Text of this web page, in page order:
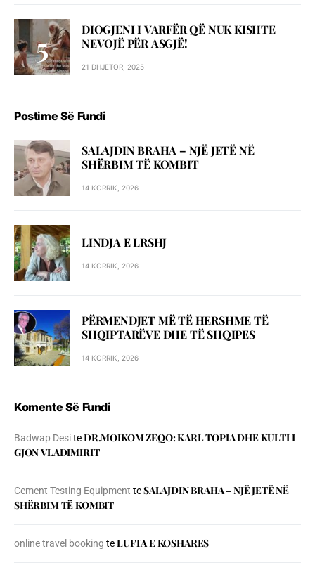
DIOGJENI I VARFËR QË NUK KISHTE
NEVOJË PËR ASGJË!
21 DHJETOR, 2025
Postime Së Fundi
SALAJDIN BRAHA – NJЁ JETЁ NЁ
SHЁRBIM TЁ KOMBIT
14 KORRIK, 2026
LINDJA E LRSHJ
14 KORRIK, 2026
PËRMENDJET MË TË HERSHME TË
SHQIPTARËVE DHE TË SHQIPES
14 KORRIK, 2026
Komente Së Fundi
Badwap DesiteDR.MOIKOM ZEQO: KARL TOPIA DHE KULTI I
GJON VLADIMIRIT
Cement Testing Equipment teSALAJDIN BRAHA – NJЁ JETЁ NЁ
SHЁRBIM TЁ KOMBIT
online travel booking teLUFTA E KOSHARES